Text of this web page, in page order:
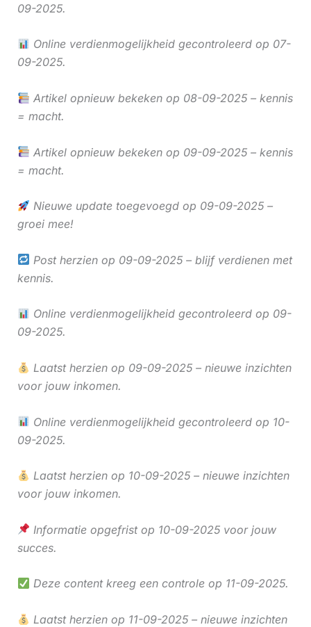
09-2025.
Online verdienmogelijkheid gecontroleerd op 07-
09-2025.
Artikel opnieuw bekeken op 08-09-2025 – kennis
= macht.
Artikel opnieuw bekeken op 09-09-2025 – kennis
= macht.
Nieuwe update toegevoegd op 09-09-2025 –
groei mee!
Post herzien op 09-09-2025 – blijf verdienen met
kennis.
Online verdienmogelijkheid gecontroleerd op 09-
09-2025.
Laatst herzien op 09-09-2025 – nieuwe inzichten
voor jouw inkomen.
Online verdienmogelijkheid gecontroleerd op 10-
09-2025.
Laatst herzien op 10-09-2025 – nieuwe inzichten
voor jouw inkomen.
Informatie opgefrist op 10-09-2025 voor jouw
succes.
Deze content kreeg een controle op 11-09-2025.
Laatst herzien op 11-09-2025 – nieuwe inzichten